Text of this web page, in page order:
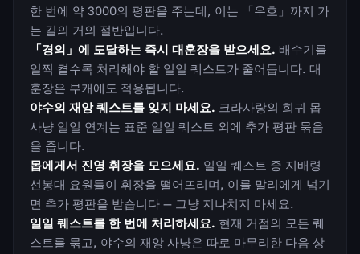
한 번에 약 3000의 평판을 주는데, 이는 「우호」까지 가
는 길의 거의 절반입니다.
「경의」에 도달하는 즉시 대훈장을 받으세요. 배수기를
일찍 켤수록 처리해야 할 일일 퀘스트가 줄어듭니다. 대
훈장은 부캐에도 적용됩니다.
야수의 재앙 퀘스트를 잊지 마세요. 크라사랑의 희귀 몹
사냥 일일 연계는 표준 일일 퀘스트 외에 추가 평판 묶음
을 줍니다.
몹에게서 진영 휘장을 모으세요. 일일 퀘스트 중 지배령
선봉대 요원들이 휘장을 떨어뜨리며, 이를 말리에게 넘기
면 추가 평판을 받습니다 — 그냥 지나치지 마세요.
일일 퀘스트를 한 번에 처리하세요. 현재 거점의 모든 퀘
스트를 묶고, 야수의 재앙 사냥은 따로 마무리한 다음 상